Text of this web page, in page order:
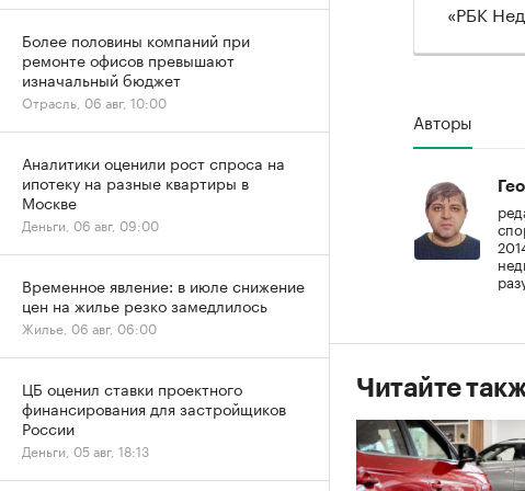
«РБК
Авторы
Читайте
Более половины компаний при
ремонте офисов превышают
изначальный бюджет
Отрасль, 06 авг, 10:00
Аналитики оценили рост спроса на
ипотеку на разные квартиры в
Москве
Деньги, 06 авг, 09:00
Временное явление: в июле снижение
цен на жилье резко замедлилось
Жилье, 06 авг, 06:00
ЦБ оценил ставки проектного
финансирования для застройщиков
России
Деньги, 05 авг, 18:13